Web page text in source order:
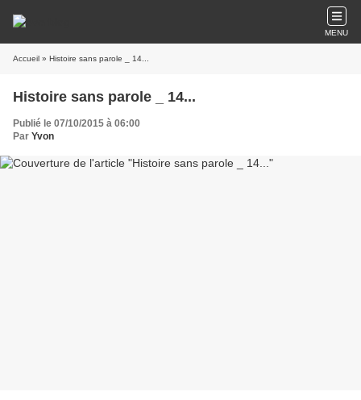
MENU
Accueil » Histoire sans parole _ 14...
Histoire sans parole _ 14...
Publié le 07/10/2015 à 06:00
Par Yvon